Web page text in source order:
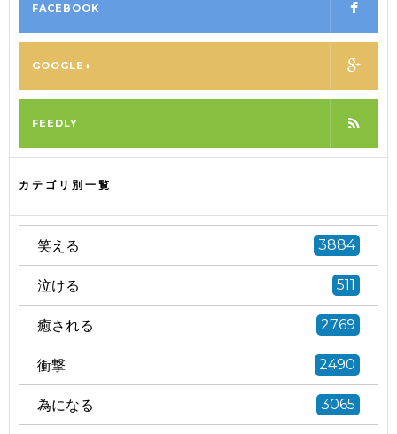
FACEBOOK
GOOGLE+
FEEDLY
カテゴリ別一覧
笑える 3884
泣ける 511
癒される 2769
衝撃 2490
為になる 3065